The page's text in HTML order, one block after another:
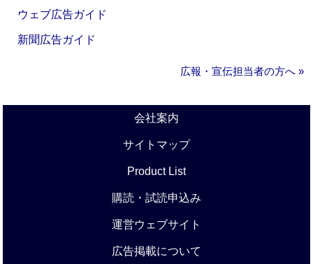
ウェブ広告ガイド
新聞広告ガイド
広報・宣伝担当者の方へ »
会社案内
サイトマップ
Product List
購読・試読申込み
運営ウェブサイト
広告掲載について